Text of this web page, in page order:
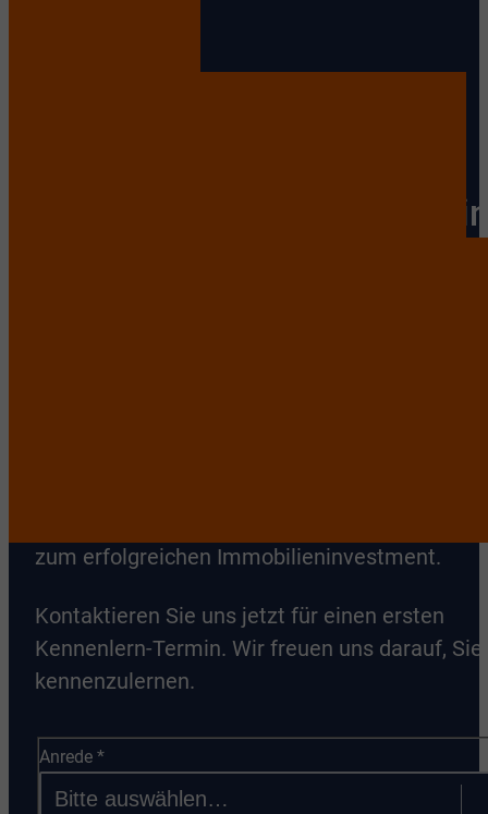
Immobilienmakler im
zum erfolgreichen Immobilieninvestment.
Kontaktieren Sie uns jetzt für einen ersten
Kennenlern-Termin. Wir freuen uns darauf, Sie
kennenzulernen.
Anrede *